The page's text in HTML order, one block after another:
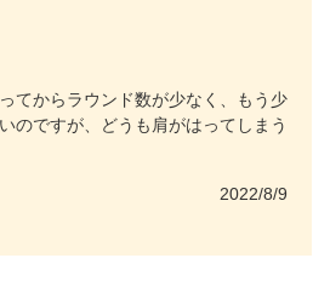
てからラウンド数が少なく、もう少
のですが、どうも肩がはってしまう
2022/8/9